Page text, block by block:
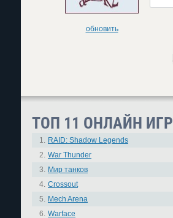
обновить
ТОП 11 ОНЛАЙН ИГР
1. RAID: Shadow Legends
2. War Thunder
3. Мир танков
4. Crossout
5. Mech Arena
6. Warface